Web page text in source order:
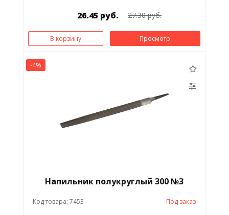
26.45 руб. 27.30 руб.
В корзину Просмотр
-4%
Напильник полукруглый 300 №3
Код товара: 7453 Под заказ